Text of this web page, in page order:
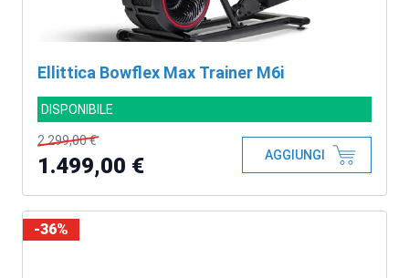
Ellittica Bowflex Max Trainer M6i
DISPONIBILE
2.299,00 €
1.499,00 € AGGIUNGI
-36%